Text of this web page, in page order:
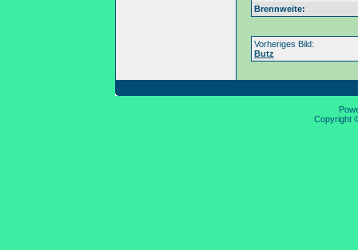
Brennweite:
Vorheriges Bild:
Butz
Copyright